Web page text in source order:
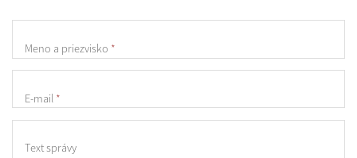
Meno a priezvisko *
E-mail *
Text správy